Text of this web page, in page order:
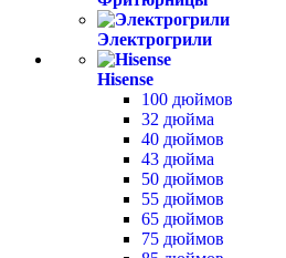
Электрогрили
Hisense
100 дюймов
32 дюйма
40 дюймов
43 дюйма
50 дюймов
55 дюймов
65 дюймов
75 дюймов